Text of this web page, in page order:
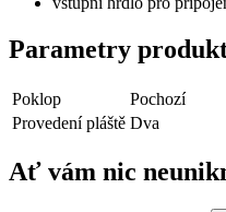
Parametry
Poklop
Pochozí
Provedení pláště Dva
Ať vám nic